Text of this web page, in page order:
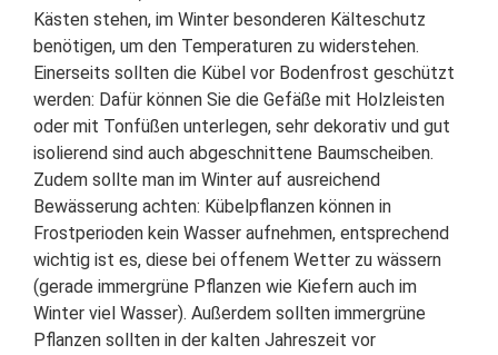
Kästen stehen, im Winter besonderen Kälteschutz
benötigen, um den Temperaturen zu widerstehen.
Einerseits sollten die Kübel vor Bodenfrost geschützt
werden: Dafür können Sie die Gefäße mit Holzleisten
oder mit Tonfüßen unterlegen, sehr dekorativ und gut
isolierend sind auch abgeschnittene Baumscheiben.
Zudem sollte man im Winter auf ausreichend
Bewässerung achten: Kübelpflanzen können in
Frostperioden kein Wasser aufnehmen, entsprechend
wichtig ist es, diese bei offenem Wetter zu wässern
(gerade immergrüne Pflanzen wie Kiefern auch im
Winter viel Wasser). Außerdem sollten immergrüne
Pflanzen sollten in der kalten Jahreszeit vor